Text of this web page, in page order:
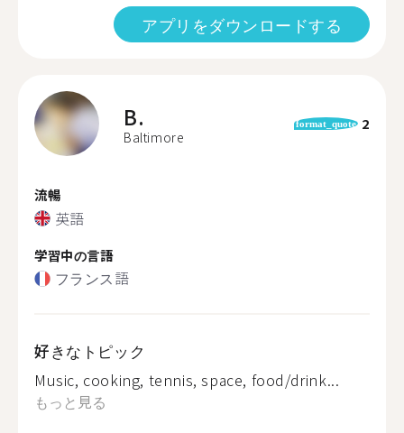
アプリをダウンロードする
B.
Baltimore
format_quote 2
流暢
英語
学習中の言語
フランス語
好きなトピック
Music, cooking, tennis, space, food/drink...
もっと見る